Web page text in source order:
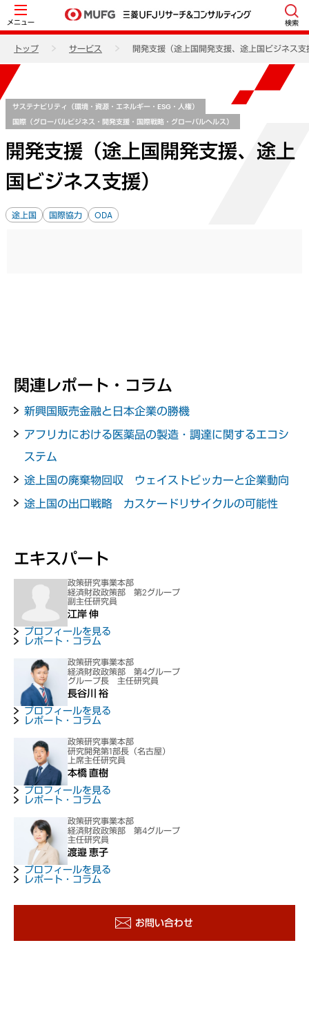
メニュー 検索
トップ サービス 開発支援（途上国開発支援、途上国ビジネス支
サステナビリティ（環境・資源・エネルギー・ESG・人権）
国際（グローバルビジネス・開発支援・国際戦略・グローバルヘルス）
開発支援（途上国開発支援、途上
国ビジネス支援）
途上国 国際協力 ODA
関連レポート・コラム
新興国販売金融と日本企業の勝機
アフリカにおける医薬品の製造・調達に関するエコシ
ステム
途上国の廃棄物回収 ウェイストピッカーと企業動向
途上国の出口戦略 カスケードリサイクルの可能性
エキスパート
政策研究事業本部
経済財政政策部 第2グループ
副主任研究員
江岸 伸
プロフィールを見る
レポート・コラム
政策研究事業本部
経済財政政策部 第4グループ
グループ長 主任研究員
長谷川 裕
プロフィールを見る
レポート・コラム
政策研究事業本部
研究開発第1部長（名古屋）
上席主任研究員
本橋 直樹
プロフィールを見る
レポート・コラム
政策研究事業本部
経済財政政策部 第4グループ
主任研究員
渡邉 恵子
プロフィールを見る
レポート・コラム
お問い合わせ